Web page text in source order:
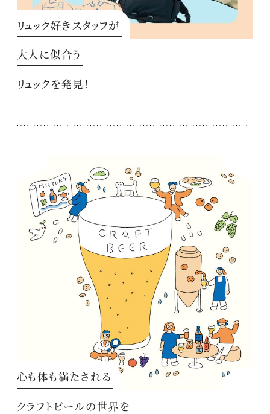
リュック好きスタッフが
大人に似合う
リュックを発見！
心も体も満たされる
クラフトビールの世界を